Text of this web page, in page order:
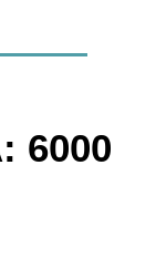
6000